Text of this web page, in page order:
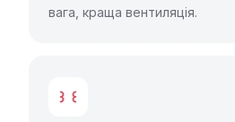
вага, краща вентиляція.